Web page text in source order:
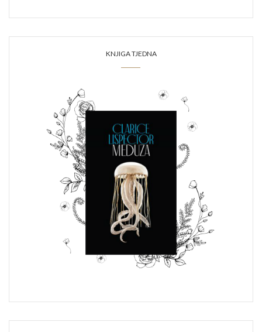
KNJIGA TJEDNA